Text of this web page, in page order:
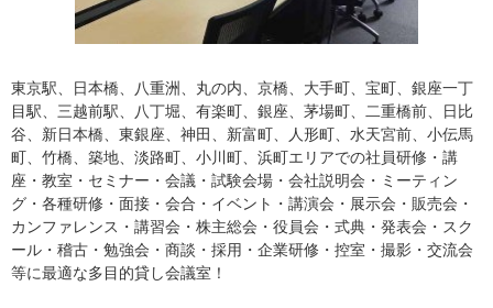
東京駅、日本橋、八重洲、丸の内、京橋、大手町、宝町、銀座一丁
目駅、三越前駅、八丁堀、有楽町、銀座、茅場町、二重橋前、日比
谷、新日本橋、東銀座、神田、新富町、人形町、水天宮前、小伝馬
町、竹橋、築地、淡路町、小川町、浜町エリアでの社員研修・講
座・教室・セミナー・会議・試験会場・会社説明会・ミーティン
グ・各種研修・面接・会合・イベント・講演会・展示会・販売会・
カンファレンス・講習会・株主総会・役員会・式典・発表会・スク
ール・稽古・勉強会・商談・採用・企業研修・控室・撮影・交流会
等に最適な多目的貸し会議室！